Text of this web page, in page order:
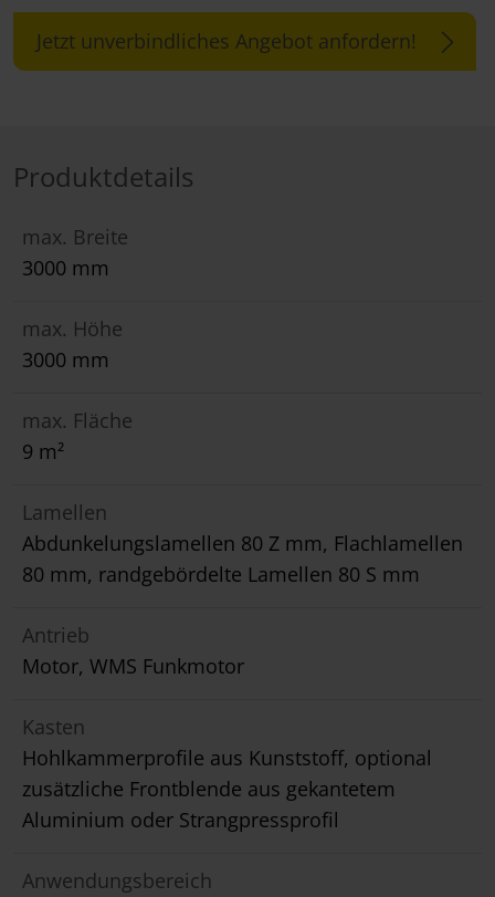
Jetzt unverbindliches Angebot anfordern!
Produktdetails
max. Breite
3000 mm
max. Höhe
3000 mm
max. Fläche
9 m²
Lamellen
Abdunkelungslamellen 80 Z mm, Flachlamellen
80 mm, randgebördelte Lamellen 80 S mm
Antrieb
Motor, WMS Funkmotor
Kasten
Hohlkammerprofile aus Kunststoff, optional
zusätzliche Frontblende aus gekantetem
Aluminium oder Strangpressprofil
Anwendungsbereich